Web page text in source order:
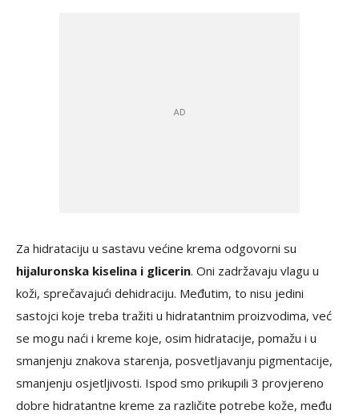
Za hidrataciju u sastavu većine krema odgovorni su
hijaluronska kiselina i glicerin. Oni zadržavaju vlagu u
koži, sprečavajući dehidraciju. Međutim, to nisu jedini
sastojci koje treba tražiti u hidratantnim proizvodima, već
se mogu naći i kreme koje, osim hidratacije, pomažu i u
smanjenju znakova starenja, posvetljavanju pigmentacije,
smanjenju osjetljivosti. Ispod smo prikupili 3 provjereno
dobre hidratantne kreme za različite potrebe kože, među